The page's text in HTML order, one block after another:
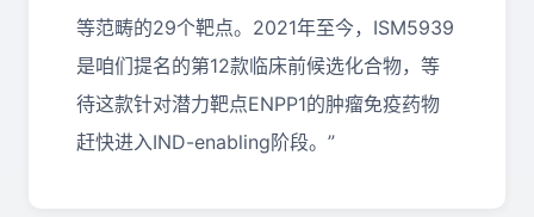
等范畴的29个靶点。2021年至今，ISM5939
是咱们提名的第12款临床前候选化合物，等
待这款针对潜力靶点ENPP1的肿瘤免疫药物
赶快进入IND-enabling阶段。”